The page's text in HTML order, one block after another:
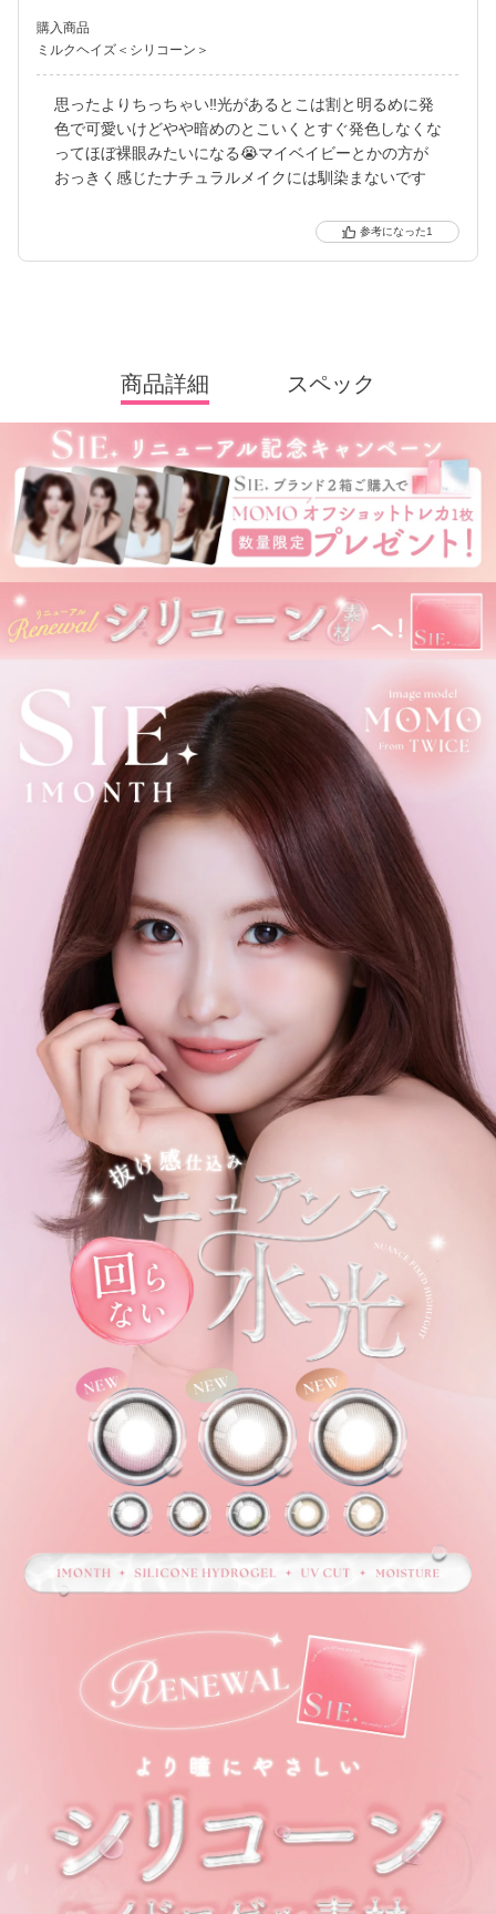
ンナップ。
裸眼に近い快適さでトレンド感のある目元を叶えるSIE.（シー）
ズブランドです。
※ 軸固定技術を利用することでレンズの回転を抑え定位置で安定
させます。
購入商品
ミルクヘイズ＜シリコーン＞
思ったよりちっちゃい‼️光があるとこは割と明るめに発
色で可愛いけどやや暗めのとこいくとすぐ発色しなくな
ってほぼ裸眼みたいになる😭マイベイビーとかの方が
おっきく感じたナチュラルメイクには馴染まないです
1
商品詳細 スペック